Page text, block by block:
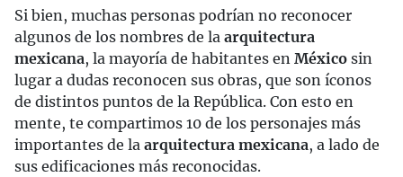
Si bien, muchas personas podrían no reconocer
algunos de los nombres de la arquitectura
mexicana, la mayoría de habitantes en México sin
lugar a dudas reconocen sus obras, que son íconos
de distintos puntos de la República. Con esto en
mente, te compartimos 10 de los personajes más
importantes de la arquitectura mexicana, a lado de
sus edificaciones más reconocidas.